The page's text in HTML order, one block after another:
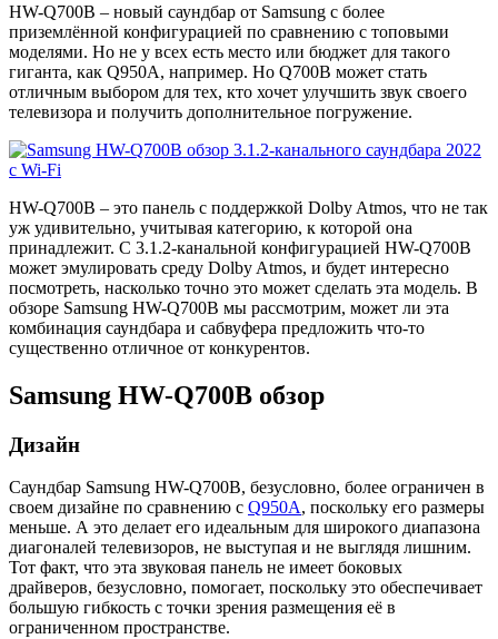
HW-Q700B – новый саундбар от Samsung с более
приземлённой конфигурацией по сравнению с топовыми
моделями. Но не у всех есть место или бюджет для такого
гиганта, как Q950A, например. Но Q700B может стать
отличным выбором для тех, кто хочет улучшить звук своего
телевизора и получить дополнительное погружение.
HW-Q700B – это панель с поддержкой Dolby Atmos, что не так
уж удивительно, учитывая категорию, к которой она
принадлежит. С 3.1.2-канальной конфигурацией HW-Q700B
может эмулировать среду Dolby Atmos, и будет интересно
посмотреть, насколько точно это может сделать эта модель. В
обзоре Samsung HW-Q700B мы рассмотрим, может ли эта
комбинация саундбара и сабвуфера предложить что-то
существенно отличное от конкурентов.
Samsung HW-Q700B обзор
Дизайн
Саундбар Samsung HW-Q700B, безусловно, более ограничен в
своем дизайне по сравнению с Q950A, поскольку его размеры
меньше. А это делает его идеальным для широкого диапазона
диагоналей телевизоров, не выступая и не выглядя лишним.
Тот факт, что эта звуковая панель не имеет боковых
драйверов, безусловно, помогает, поскольку это обеспечивает
большую гибкость с точки зрения размещения её в
ограниченном пространстве.